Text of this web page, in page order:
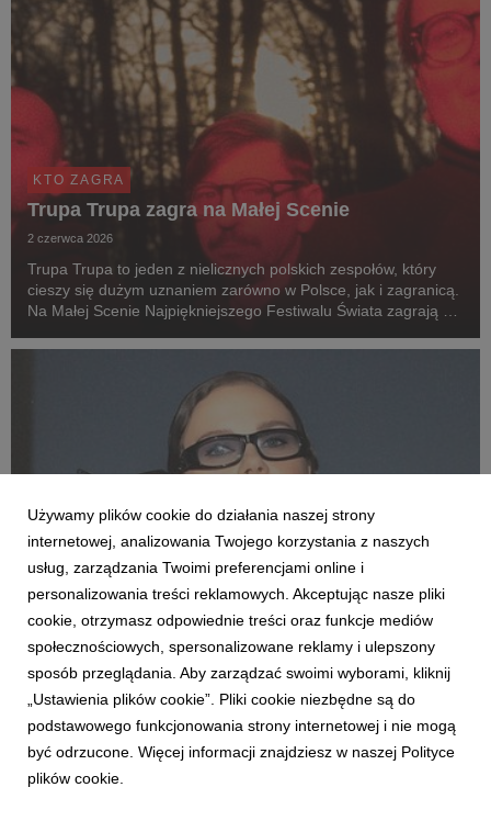
KTO ZAGRA
Trupa Trupa zagra na Małej Scenie
2 czerwca 2026
Trupa Trupa to jeden z nielicznych polskich zespołów, który
cieszy się dużym uznaniem zarówno w Polsce, jak i zagranicą.
Na Małej Scenie Najpiękniejszego Festiwalu Świata zagrają 1
KTO ZAGRA
Kasia Lins zagra Ciechowskiego na Małej
Scenie
25 maja 2026
Kasia Lins na Najpiękniejszym Festiwalu Świata zaprezentuje
swój projekt "Obywatelka K.L." - osobiste, emocjonalne
interpretacje utworów Grzegorza Ciechowskiego.
Używamy plików cookie do działania naszej strony
internetowej, analizowania Twojego korzystania z naszych
usług, zarządzania Twoimi preferencjami online i
personalizowania treści reklamowych. Akceptując nasze pliki
cookie, otrzymasz odpowiednie treści oraz funkcje mediów
społecznościowych, spersonalizowane reklamy i ulepszony
sposób przeglądania. Aby zarządzać swoimi wyborami, kliknij
„Ustawienia plików cookie”. Pliki cookie niezbędne są do
podstawowego funkcjonowania strony internetowej i nie mogą
być odrzucone. Więcej informacji znajdziesz w naszej Polityce
plików cookie.